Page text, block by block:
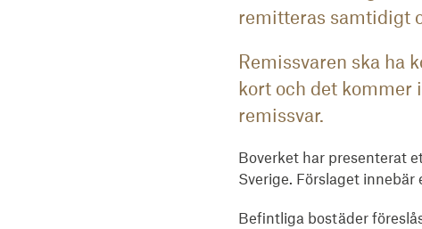
remitteras samtidigt
Remissvaren ska ha
kort och det kommer
remissvar.
Boverket har presenterat
Sverige. Förslaget
Befintliga bostäder